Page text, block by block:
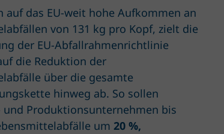
auf das EU-weit hohe Aufkommen an
von 131 kg pro Kopf, zielt die
der EU-Abfallrahmenrichtlinie
die Reduktion der
über die gesamte
hinweg ab. So sollen
und Produktionsunternehmen bis
um 20 %,